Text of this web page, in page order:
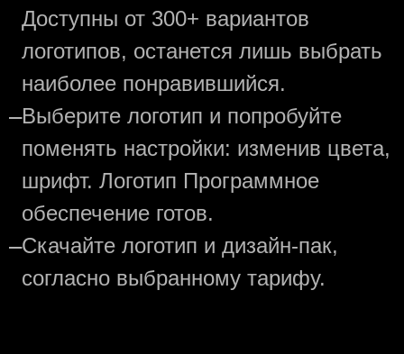
Доступны от 300+ вариантов
логотипов, останется лишь выбрать
наиболее понравившийся.
—Выберите логотип и попробуйте
поменять настройки: изменив цвета,
шрифт. Логотип Программное
обеспечение готов.
—Скачайте логотип и дизайн-пак,
согласно выбранному тарифу.